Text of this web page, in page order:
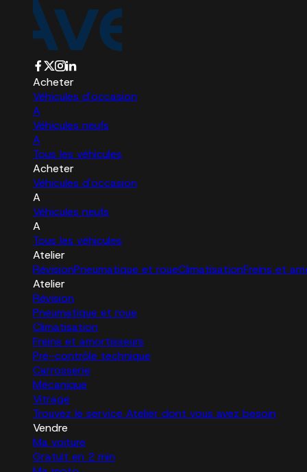
Acheter
Véhicules d'occasion
A
Véhicules neufs
A
Tous les véhicules
Acheter
Véhicules d'occasion
A
Véhicules neufs
A
Tous les véhicules
Atelier
RévisionPneumatique et roueClimatisationFreins et
Atelier
Révision
Pneumatique et roue
Climatisation
Freins et amortisseurs
Pré-contrôle technique
Carrosserie
Mécanique
Vitrage
Trouvez le service Atelier dont vous avez besoin
Vendre
Ma voiture
Gratuit en 2 min